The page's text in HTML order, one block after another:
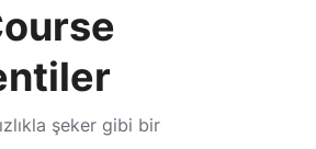
şeker gibi bir